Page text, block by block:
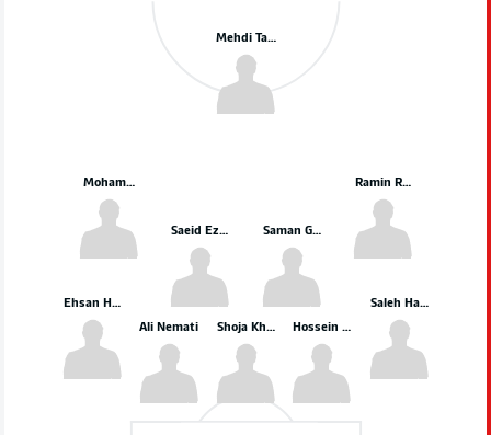
Saleh Hardani
Ehsan Hajsafi
Shoja KhalilzadehHossein Kanaani
Ali Nemati
Ramin Rezaeian
Saeid Ezatolahi
Mohammad Mohebi
Saman Ghoddos
Mehdi Taremi